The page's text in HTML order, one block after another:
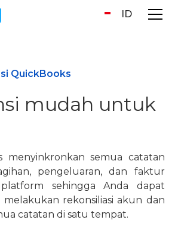
ID
QuickBooks
mudah untuk
menyinkronkan semua catatan
pengeluaran, dan faktur
sehingga Anda dapat
rekonsiliasi akun dan
catatan di satu tempat.